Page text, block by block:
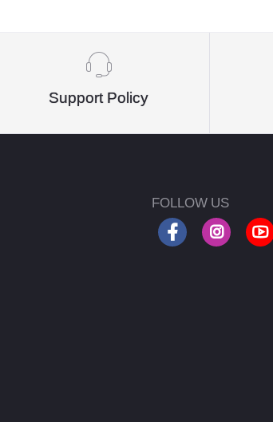
Support Policy
FOLLOW US